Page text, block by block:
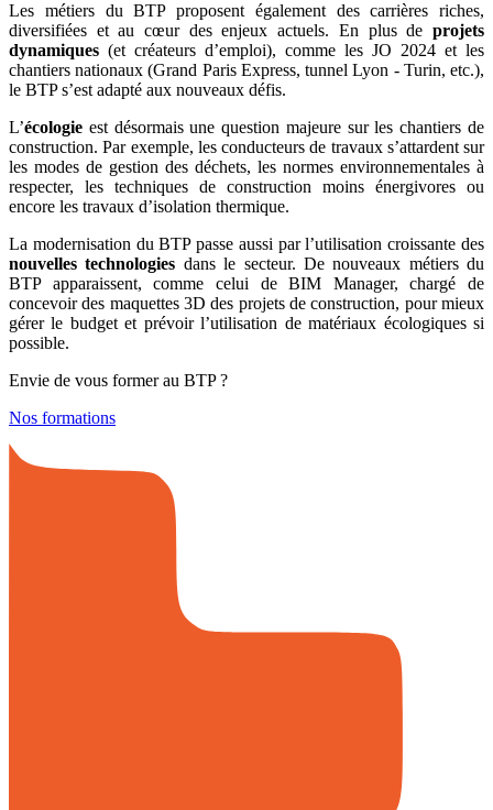
Les métiers du BTP proposent également des carrières riches,
diversifiées et au cœur des enjeux actuels. En plus de projets
dynamiques (et créateurs d’emploi), comme les JO 2024 et les
chantiers nationaux (Grand Paris Express, tunnel Lyon - Turin, etc.),
le BTP s’est adapté aux nouveaux défis.
L’écologie est désormais une question majeure sur les chantiers de
construction. Par exemple, les conducteurs de travaux s’attardent sur
les modes de gestion des déchets, les normes environnementales à
respecter, les techniques de construction moins énergivores ou
encore les travaux d’isolation thermique.
La modernisation du BTP passe aussi par l’utilisation croissante des
nouvelles technologies dans le secteur. De nouveaux métiers du
BTP apparaissent, comme celui de BIM Manager, chargé de
concevoir des maquettes 3D des projets de construction, pour mieux
gérer le budget et prévoir l’utilisation de matériaux écologiques si
possible.
Envie de vous former au BTP ?
Nos formations